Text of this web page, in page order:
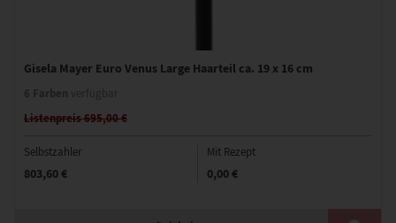
Gisela Mayer Euro Venus Large Haarteil ca. 19 x 16 cm
Listenpreis 695,00 €
Selbstzahler
803,60 €
Mit Rezept
0,00 €